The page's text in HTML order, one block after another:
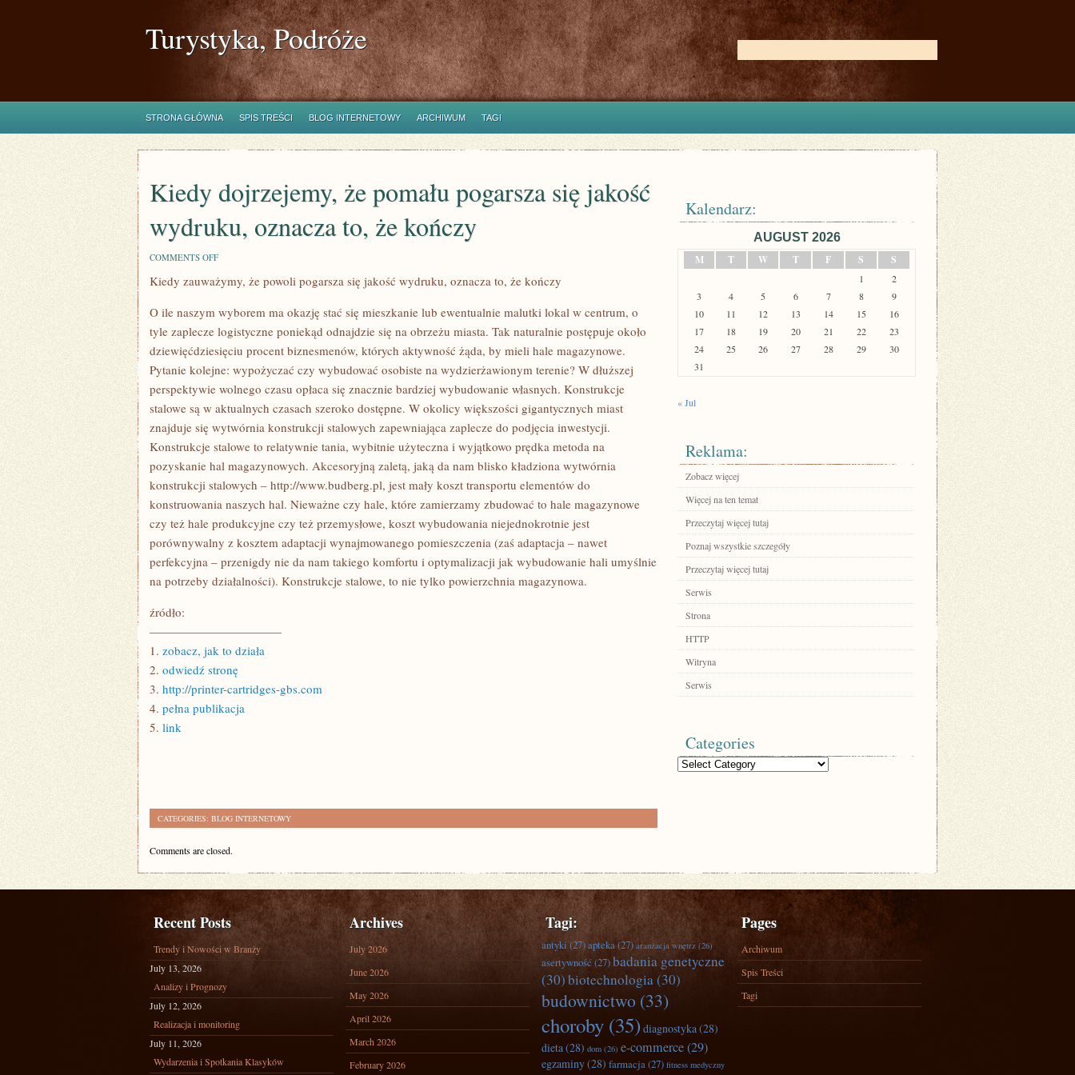
Turystyka, Podróże
STRONA GŁÓWNA SPIS TREŚCI BLOG INTERNETOWY ARCHIWUM TAGI
Kiedy dojrzejemy, że pomału pogarsza się jakość
wydruku, oznacza to, że kończy
COMMENTS OFFON
DOJRZEJEMY,
ŻE
POGARSZA
SIĘ
JAKOŚĆ
WYDRUKU,
TO,
ŻE
Kiedy zauważymy, że powoli pogarsza się jakość wydruku, oznacza to, że kończy
O ile naszym wyborem ma okazję stać się mieszkanie lub ewentualnie malutki lokal w centrum, o
tyle zaplecze logistyczne poniekąd odnajdzie się na obrzeżu miasta. Tak naturalnie postępuje około
dziewięćdziesięciu procent biznesmenów, których aktywność żąda, by mieli hale magazynowe.
Pytanie kolejne: wypożyczać czy wybudować osobiste na wydzierżawionym terenie? W dłuższej
perspektywie wolnego czasu opłaca się znacznie bardziej wybudowanie własnych. Konstrukcje
stalowe są w aktualnych czasach szeroko dostępne. W okolicy większości gigantycznych miast
znajduje się wytwórnia konstrukcji stalowych zapewniająca zaplecze do podjęcia inwestycji.
Konstrukcje stalowe to relatywnie tania, wybitnie użyteczna i wyjątkowo prędka metoda na
pozyskanie hal magazynowych. Akcesoryjną zaletą, jaką da nam blisko kładziona wytwórnia
konstrukcji stalowych – http://www.budberg.pl, jest mały koszt transportu elementów do
konstruowania naszych hal. Nieważne czy hale, które zamierzamy zbudować to hale magazynowe
czy też hale produkcyjne czy też przemysłowe, koszt wybudowania niejednokrotnie jest
porównywalny z kosztem adaptacji wynajmowanego pomieszczenia (zaś adaptacja – nawet
perfekcyjna – przenigdy nie da nam takiego komfortu i optymalizacji jak wybudowanie hali umyślnie
na potrzeby działalności). Konstrukcje stalowe, to nie tylko powierzchnia magazynowa.
źródło:
———————————
1. zobacz, jak to działa
2. odwiedź stronę
3. http://printer-cartridges-gbs.com
4. pełna publikacja
5. link
CATEGORIES: BLOG INTERNETOWY
Comments are closed.
Kalendarz:
AUGUST 2026
M
T W T F S S
1
2
3
4 5 6 7 8
9
10
11 12 13 14 15
16
17
18 19 20 21 22
23
24
25 26 27 28 29
30
31
« Jul
Reklama:
Zobacz więcej
Więcej na ten temat
Przeczytaj więcej tutaj
Poznaj wszystkie szczegóły
Przeczytaj więcej tutaj
Serwis
Strona
HTTP
Witryna
Serwis
Categories
Categories
Recent Posts
Trendy i Nowości w Branży
July 13, 2026
Analizy i Prognozy
July 12, 2026
Realizacja i monitoring
July 11, 2026
Wydarzenia i Spotkania Klasyków
Archives
July 2026
June 2026
May 2026
April 2026
March 2026
February 2026
Tagi:
antyki(27)apteka(27) aranżacja wnętrz (26)
asertywność (27)badania genetyczne
(30)biotechnologia(30)
budownictwo (33)
choroby (35) diagnostyka(28)
dieta(28) dom (26) e-commerce(29)
egzaminy(28) farmacja(27) fitness medyczny
Pages
Archiwum
Spis Treści
Tagi